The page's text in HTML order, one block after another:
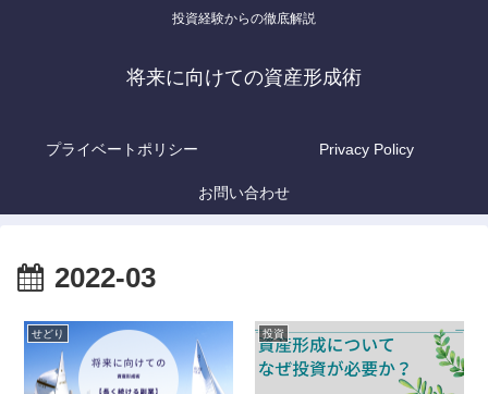
投資経験からの徹底解説
将来に向けての資産形成術
プライベートポリシー Privacy Policy
お問い合わせ
2022-03
せどり 投資